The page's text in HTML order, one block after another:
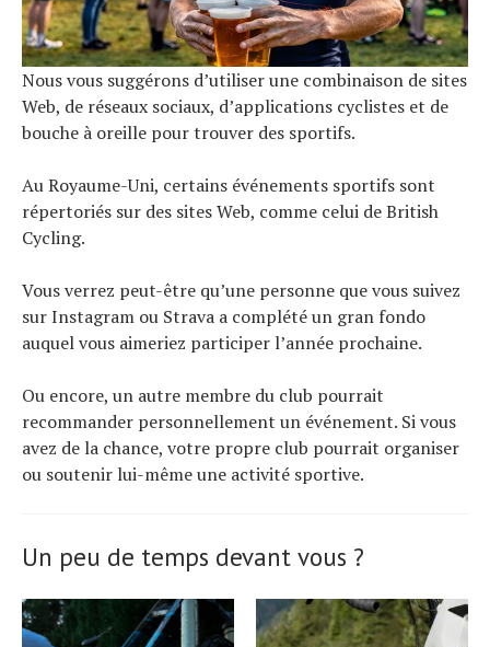
Nous vous suggérons d’utiliser une combinaison de sites
Web, de réseaux sociaux, d’applications cyclistes et de
bouche à oreille pour trouver des sportifs.
Au Royaume-Uni, certains événements sportifs sont
répertoriés sur des sites Web, comme celui de British
Cycling.
Vous verrez peut-être qu’une personne que vous suivez
sur Instagram ou Strava a complété un gran fondo
auquel vous aimeriez participer l’année prochaine.
Ou encore, un autre membre du club pourrait
recommander personnellement un événement. Si vous
avez de la chance, votre propre club pourrait organiser
ou soutenir lui-même une activité sportive.
Un peu de temps devant vous ?